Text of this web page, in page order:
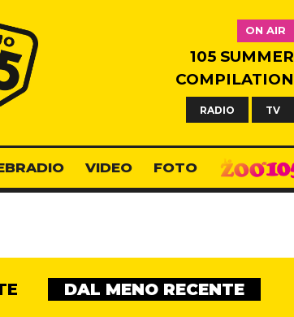
105
ON AIR
105 SUMMER
COMPILATION
RADIO TV
VIDEO FOTO
DAL MENO RECENTE